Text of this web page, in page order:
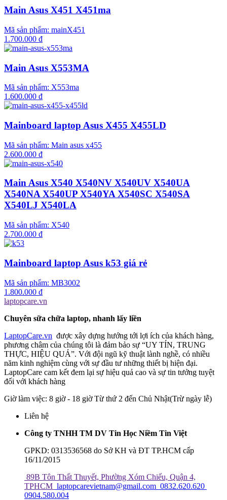
Main Asus X451 X451ma
Mã sản phẩm: mainX451
1.700.000 đ
Main Asus X553MA
Mã sản phẩm: X553ma
1.600.000 đ
Mainboard laptop Asus X455 X455LD
Mã sản phẩm: Main asus x455
2.600.000 đ
Main Asus X540 X540NV X540UV X540UA
X540NA X540UP X540YA X540SC X540SA
X540LJ X540LA
Mã sản phẩm: X540
2.700.000 đ
Mainboard laptop Asus k53 giá rẻ
Mã sản phẩm: MB3002
1.800.000 đ
laptopcare.vn
Chuyên sữa chữa laptop, nhanh lấy liền
LaptopCare.vn được xây dựng hướng tới lợi ích của khách hàng,
phương châm của chúng tôi là đảm bảo sự “UY TÍN, TRUNG
THỰC, HIỆU QUẢ”. Với đội ngũ kỹ thuật lành nghề, có nhiều
năm kinh nghiệm cùng với sự đầu tư những thiết bị hiện đại.
LaptopCare cam kết đem lại sự hiệu quả cao và sự tin tưởng tuyệt
đối với khách hàng
Giờ làm việc: 8 giờ - 18 giờ Từ thứ 2 đến Chủ Nhật(Trừ ngày lễ)
Liên hệ
Công ty TNHH TM DV Tin Học Niềm Tin Việt
GPKD: 0313536568 do Sở KH và ĐT TP.HCM cấp
16/11/2015
89B Tôn Thất Thuyết, Phường Xóm Chiếu, Quận 4,
TPHCM laptopcarevietnam@gmail.com 0832.620.620
0904.580.004